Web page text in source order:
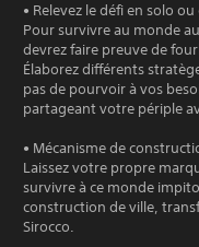
• Relevez le défi en solo
Pour survivre au monde
devrez faire preuve de
Élaborez différents
pas de pourvoir à vos
partageant votre périple
• Mécanisme de
Laissez votre propre
survivre à ce monde
construction de ville,
Sirocco.